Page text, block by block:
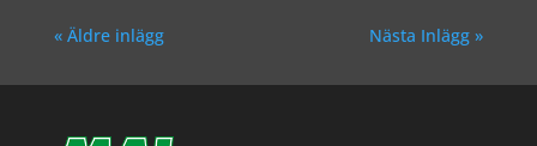
« Äldre inlägg Nästa Inlägg »